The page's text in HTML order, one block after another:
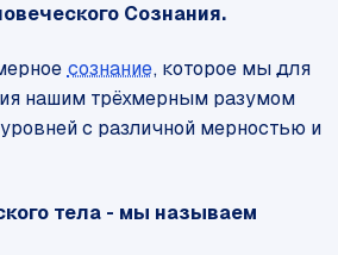
Сознания.
сознание, которое мы для
нашим трёхмерным разумом
с различной мерностью и
тела - мы называем